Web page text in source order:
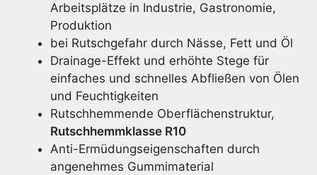
Arbeitsplätze in Industrie, Gastronomie,
Produktion
bei Rutschgefahr durch Nässe, Fett und Öl
Drainage-Effekt und erhöhte Stege für
einfaches und schnelles Abfließen von Ölen
und Feuchtigkeiten
Rutschhemmende Oberflächenstruktur,
Rutschhemmklasse R10
Anti-Ermüdungseigenschaften durch
angenehmes Gummimaterial